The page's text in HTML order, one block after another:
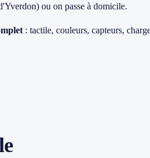
ou on passe à domicile.
: tactile, couleurs, capteurs,